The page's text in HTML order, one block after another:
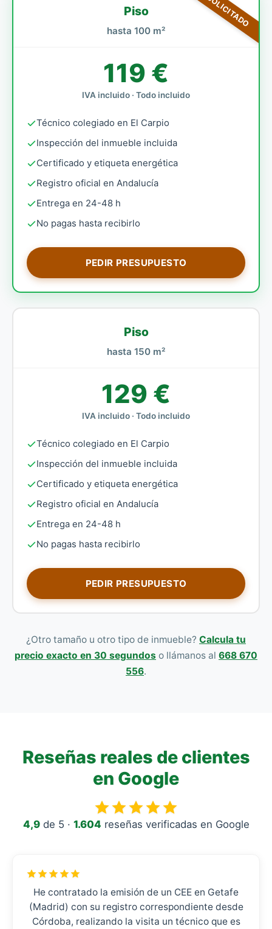
Piso
hasta 100 m²
119 €
IVA incluido · Todo incluido
Técnico colegiado en El Carpio
Inspección del inmueble incluida
Certificado y etiqueta energética
Registro oficial en Andalucía
Entrega en 24-48 h
No pagas hasta recibirlo
PEDIR PRESUPUESTO
Piso
hasta 150 m²
129 €
IVA incluido · Todo incluido
Técnico colegiado en El Carpio
Inspección del inmueble incluida
Certificado y etiqueta energética
Registro oficial en Andalucía
Entrega en 24-48 h
No pagas hasta recibirlo
PEDIR PRESUPUESTO
¿Otro tamaño u otro tipo de inmueble? Calcula tu
precio exacto en 30 segundos o llámanos al 668 670
556.
Reseñas reales de clientes
en Google
4,9de 5 · 1.604 reseñas verificadas en Google
He contratado la emisión de un CEE en Getafe
(Madrid) con su registro correspondiente desde
Córdoba, realizando la visita un técnico que es